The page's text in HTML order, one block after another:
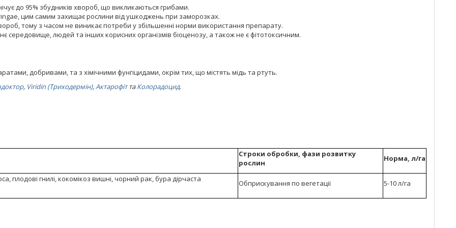
до 95% збудників хвороб, що викликаються грибами.
цим самим захищає рослини від ушкоджень при заморозках.
тому з часом не виникає потреби у збільшенні норми використання препарату.
середовище, людей та інших корисних організмів біоценозу, а також не є фітотоксичним.
добривами, та з хімічними фунгіцидами, окрім тих, що містять мідь та ртуть.
, Viridin (Триходермін),Актарофіт та Колорадоцид.
Строки обробки, фази розвитку
рослин
Норма, л/га
плодові гнилі, кокомікоз вишні, чорний рак, бура дірчаста Обприскування по вегетації 5-10 л/га